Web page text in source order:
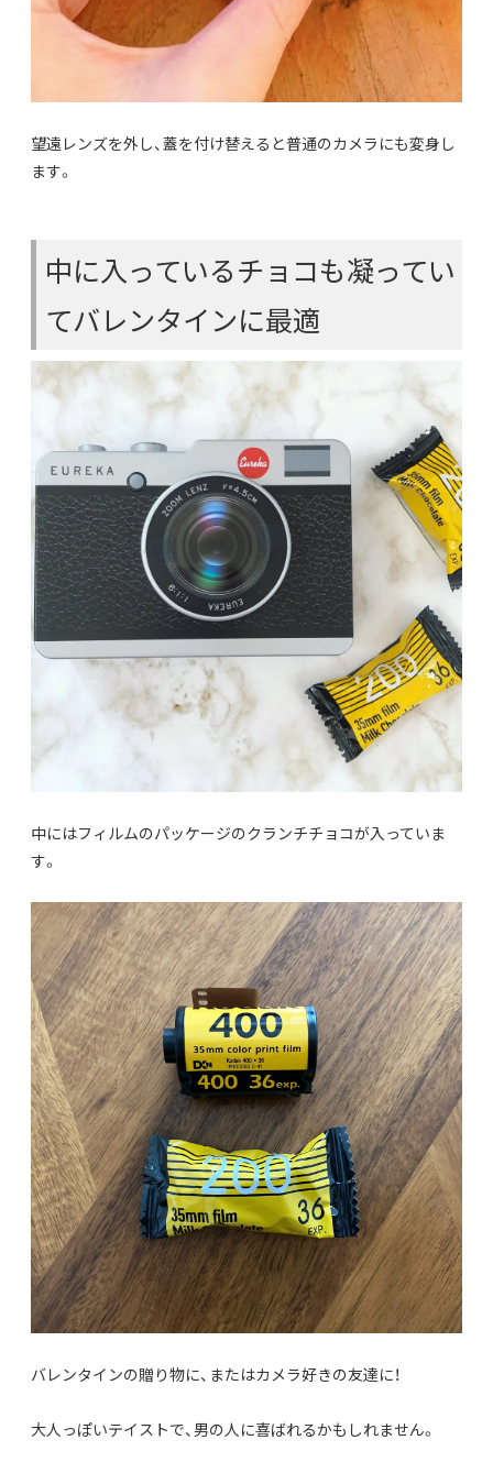
望遠レンズを外し、蓋を付け替えると普通のカメラにも変身し
ます。
中に入っているチョコも凝ってい
てバレンタインに最適
中にはフィルムのパッケージのクランチチョコが入っていま
す。
バレンタインの贈り物に、またはカメラ好きの友達に！
大人っぽいテイストで、男の人に喜ばれるかもしれません。